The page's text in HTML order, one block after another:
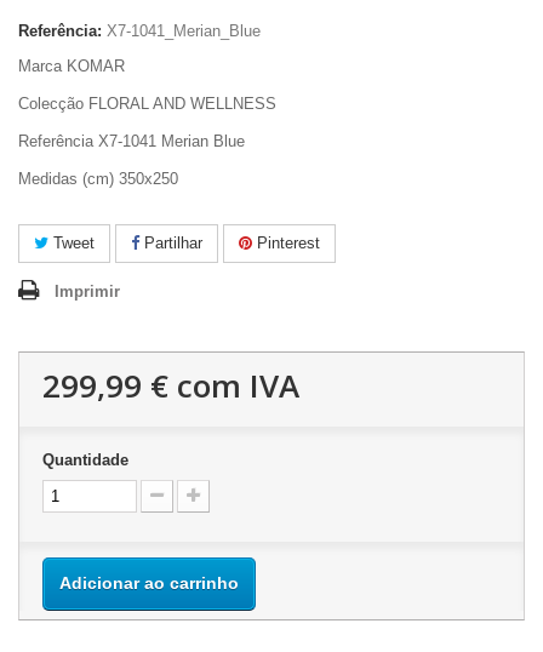
Referência: X7-1041_Merian_Blue
Marca KOMAR
Colecção FLORAL AND WELLNESS
Referência X7-1041 Merian Blue
Medidas (cm) 350x250
Tweet Partilhar Pinterest
Imprimir
299,99 € com IVA
Quantidade
Adicionar ao carrinho